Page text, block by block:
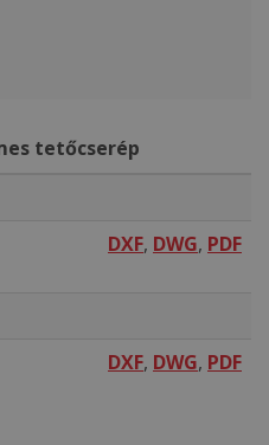
tetőcserép
DXF, DWG, PDF
DXF, DWG, PDF